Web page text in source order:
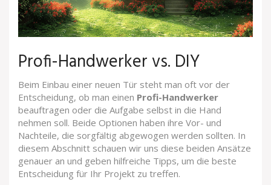
Profi-Handwerker vs. DIY
Beim Einbau einer neuen Tür steht man oft vor der
Entscheidung, ob man einen Profi-Handwerker
beauftragen oder die Aufgabe selbst in die Hand
nehmen soll. Beide Optionen haben ihre Vor- und
Nachteile, die sorgfältig abgewogen werden sollten. In
diesem Abschnitt schauen wir uns diese beiden Ansätze
genauer an und geben hilfreiche Tipps, um die beste
Entscheidung für Ihr Projekt zu treffen.